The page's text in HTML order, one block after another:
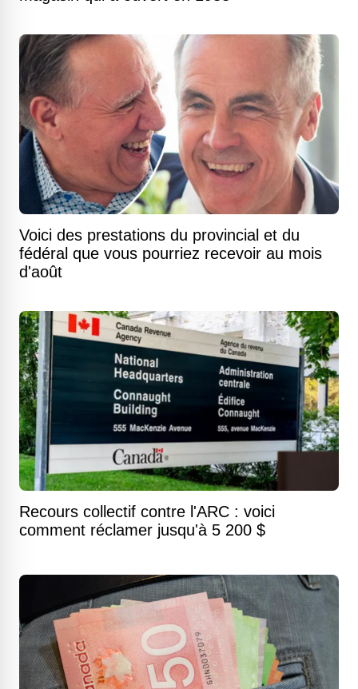
Voici des prestations du provincial et du
fédéral que vous pourriez recevoir au mois
d'août
Recours collectif contre l'ARC : voici
comment réclamer jusqu'à 5 200 $